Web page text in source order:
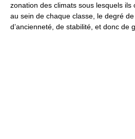
zonation des climats sous lesquels ils
au sein de chaque classe, le degré
d’ancienneté, de stabilité, et donc de